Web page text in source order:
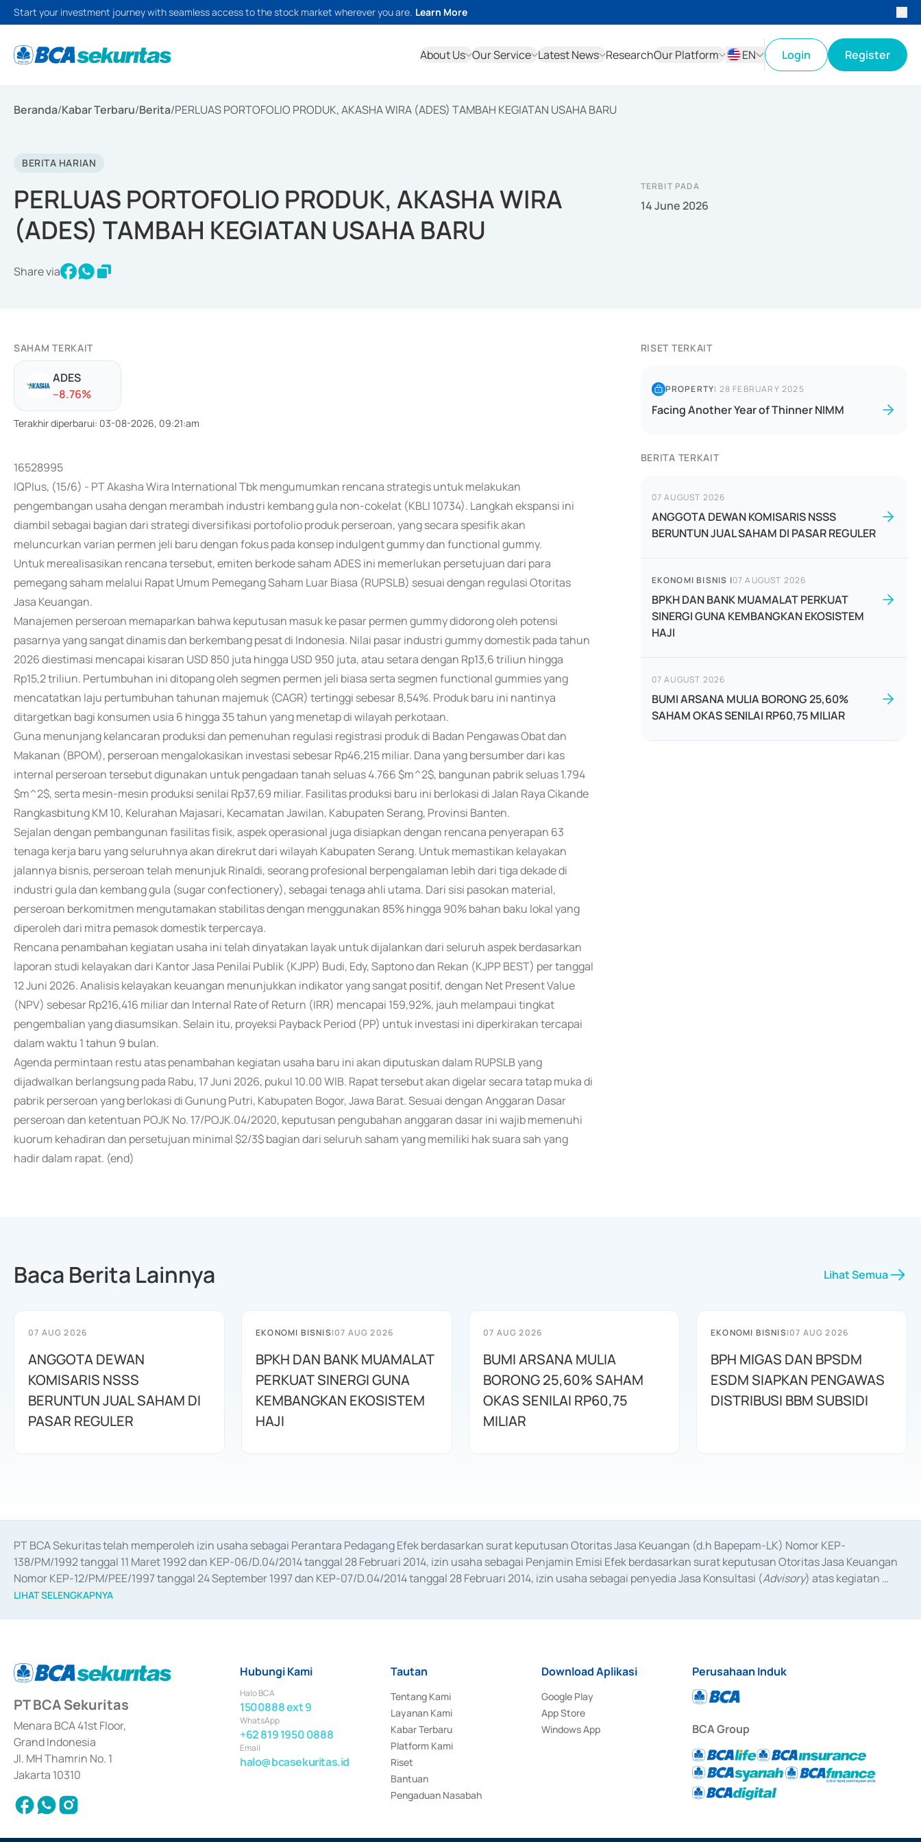
Start your investment journey with seamless access to the stock market wherever you are. Learn More
About Us Our Service Latest News ResearchOur Platform
EN
Login Register
Beranda/Kabar Terbaru/Berita/PERLUAS PORTOFOLIO PRODUK, AKASHA WIRA (ADES) TAMBAH KEGIATAN USAHA BARU
BERITA HARIAN
PERLUAS PORTOFOLIO PRODUK, AKASHA WIRA
(ADES) TAMBAH KEGIATAN USAHA BARU
Share via
TERBIT PADA
14 June 2026
SAHAM TERKAIT
ADES
--8.76%
Terakhir diperbarui: 03-08-2026, 09:21:am
16528995
IQPlus, (15/6) - PT Akasha Wira International Tbk mengumumkan rencana strategis untuk melakukan
pengembangan usaha dengan merambah industri kembang gula non-cokelat (KBLI 10734). Langkah ekspansi ini
diambil sebagai bagian dari strategi diversifikasi portofolio produk perseroan, yang secara spesifik akan
meluncurkan varian permen jeli baru dengan fokus pada konsep indulgent gummy dan functional gummy.
Untuk merealisasikan rencana tersebut, emiten berkode saham ADES ini memerlukan persetujuan dari para
pemegang saham melalui Rapat Umum Pemegang Saham Luar Biasa (RUPSLB) sesuai dengan regulasi Otoritas
Jasa Keuangan.
Manajemen perseroan memaparkan bahwa keputusan masuk ke pasar permen gummy didorong oleh potensi
pasarnya yang sangat dinamis dan berkembang pesat di Indonesia. Nilai pasar industri gummy domestik pada tahun
2026 diestimasi mencapai kisaran USD 850 juta hingga USD 950 juta, atau setara dengan Rp13,6 triliun hingga
Rp15,2 triliun. Pertumbuhan ini ditopang oleh segmen permen jeli biasa serta segmen functional gummies yang
mencatatkan laju pertumbuhan tahunan majemuk (CAGR) tertinggi sebesar 8,54%. Produk baru ini nantinya
ditargetkan bagi konsumen usia 6 hingga 35 tahun yang menetap di wilayah perkotaan.
Guna menunjang kelancaran produksi dan pemenuhan regulasi registrasi produk di Badan Pengawas Obat dan
Makanan (BPOM), perseroan mengalokasikan investasi sebesar Rp46,215 miliar. Dana yang bersumber dari kas
internal perseroan tersebut digunakan untuk pengadaan tanah seluas 4.766 $m^2$, bangunan pabrik seluas 1.794
$m^2$, serta mesin-mesin produksi senilai Rp37,69 miliar. Fasilitas produksi baru ini berlokasi di Jalan Raya Cikande
Rangkasbitung KM 10, Kelurahan Majasari, Kecamatan Jawilan, Kabupaten Serang, Provinsi Banten.
Sejalan dengan pembangunan fasilitas fisik, aspek operasional juga disiapkan dengan rencana penyerapan 63
tenaga kerja baru yang seluruhnya akan direkrut dari wilayah Kabupaten Serang. Untuk memastikan kelayakan
jalannya bisnis, perseroan telah menunjuk Rinaldi, seorang profesional berpengalaman lebih dari tiga dekade di
industri gula dan kembang gula (sugar confectionery), sebagai tenaga ahli utama. Dari sisi pasokan material,
perseroan berkomitmen mengutamakan stabilitas dengan menggunakan 85% hingga 90% bahan baku lokal yang
diperoleh dari mitra pemasok domestik terpercaya.
Rencana penambahan kegiatan usaha ini telah dinyatakan layak untuk dijalankan dari seluruh aspek berdasarkan
laporan studi kelayakan dari Kantor Jasa Penilai Publik (KJPP) Budi, Edy, Saptono dan Rekan (KJPP BEST) per tanggal
12 Juni 2026. Analisis kelayakan keuangan menunjukkan indikator yang sangat positif, dengan Net Present Value
(NPV) sebesar Rp216,416 miliar dan Internal Rate of Return (IRR) mencapai 159,92%, jauh melampaui tingkat
pengembalian yang diasumsikan. Selain itu, proyeksi Payback Period (PP) untuk investasi ini diperkirakan tercapai
dalam waktu 1 tahun 9 bulan.
Agenda permintaan restu atas penambahan kegiatan usaha baru ini akan diputuskan dalam RUPSLB yang
dijadwalkan berlangsung pada Rabu, 17 Juni 2026, pukul 10.00 WIB. Rapat tersebut akan digelar secara tatap muka di
pabrik perseroan yang berlokasi di Gunung Putri, Kabupaten Bogor, Jawa Barat. Sesuai dengan Anggaran Dasar
perseroan dan ketentuan POJK No. 17/POJK.04/2020, keputusan pengubahan anggaran dasar ini wajib memenuhi
kuorum kehadiran dan persetujuan minimal $2/3$ bagian dari seluruh saham yang memiliki hak suara sah yang
hadir dalam rapat. (end)
RISET TERKAIT
PROPERTY| 28 FEBRUARY 2025
Facing Another Year of Thinner NIMM
BERITA TERKAIT
07 AUGUST 2026
ANGGOTA DEWAN KOMISARIS NSSS
BERUNTUN JUAL SAHAM DI PASAR REGULER
EKONOMI BISNIS |07 AUGUST 2026
BPKH DAN BANK MUAMALAT PERKUAT
SINERGI GUNA KEMBANGKAN EKOSISTEM
HAJI
07 AUGUST 2026
BUMI ARSANA MULIA BORONG 25,60%
SAHAM OKAS SENILAI RP60,75 MILIAR
Baca Berita Lainnya Lihat Semua
07 AUG 2026
ANGGOTA DEWAN
KOMISARIS NSSS
BERUNTUN JUAL SAHAM DI
PASAR REGULER
EKONOMI BISNIS|07 AUG 2026
BPKH DAN BANK MUAMALAT
PERKUAT SINERGI GUNA
KEMBANGKAN EKOSISTEM
HAJI
07 AUG 2026
BUMI ARSANA MULIA
BORONG 25,60% SAHAM
OKAS SENILAI RP60,75
MILIAR
EKONOMI BISNIS|07 AUG 2026
BPH MIGAS DAN BPSDM
ESDM SIAPKAN PENGAWAS
DISTRIBUSI BBM SUBSIDI
PT BCA Sekuritas telah memperoleh izin usaha sebagai Perantara Pedagang Efek berdasarkan surat keputusan Otoritas Jasa Keuangan (d.h Bapepam-LK) Nomor KEP-
138/PM/1992 tanggal 11 Maret 1992 dan KEP-06/D.04/2014 tanggal 28 Februari 2014, izin usaha sebagai Penjamin Emisi Efek berdasarkan surat keputusan Otoritas Jasa Keuangan
Nomor KEP-12/PM/PEE/1997 tanggal 24 September 1997 dan KEP-07/D.04/2014 tanggal 28 Februari 2014, izin usaha sebagai penyedia Jasa Konsultasi (Advisory) atas kegiatan
merger, akuisisi, divestasi, dan
LIHAT SELENGKAPNYA
PT BCA Sekuritas
Menara BCA 41st Floor,
Grand Indonesia
Jl. MH Thamrin No. 1
Jakarta 10310
Hubungi Kami
Halo BCA
1500888 ext 9
WhatsApp
+62 819 1950 0888
Email
halo@bcasekuritas.id
Tautan
Tentang Kami
Layanan Kami
Kabar Terbaru
Platform Kami
Riset
Bantuan
Pengaduan Nasabah
Download Aplikasi
Google Play
App Store
Windows App
Perusahaan Induk
BCA Group